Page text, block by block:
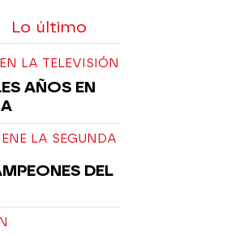
Lo último
LA TELEVISIÓN
AÑOS EN
LA SEGUNDA
DEL